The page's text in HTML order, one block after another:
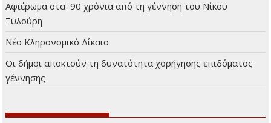
Πρόσφατα άρθρα
Ο Κώστας Χατζής μάγεψε το κοινό στη Φιλοθέη